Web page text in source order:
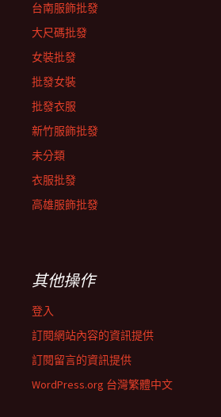
台南服飾批發
大尺碼批發
女裝批發
批發女裝
批發衣服
新竹服飾批發
未分類
衣服批發
高雄服飾批發
其他操作
登入
訂閱網站內容的資訊提供
訂閱留言的資訊提供
WordPress.org 台灣繁體中文